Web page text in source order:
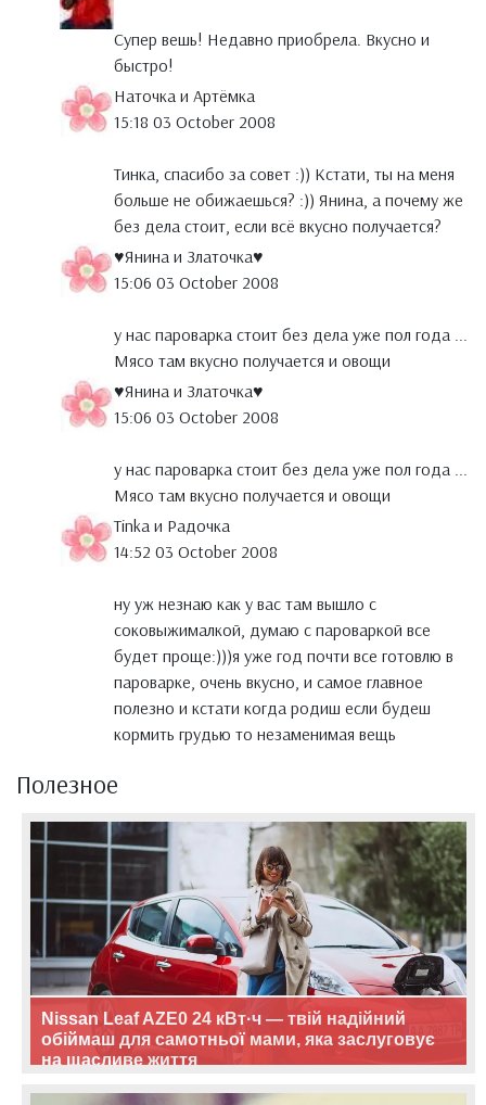
Супер вешь! Недавно приобрела. Вкусно и
быстро!
Наточка и Артёмка
15:18 03 October 2008
Тинка, спасибо за совет :)) Кстати, ты на меня
больше не обижаешься? :)) Янина, а почему же
без дела стоит, если всё вкусно получается?
♥Янина и Златочка♥
15:06 03 October 2008
у нас пароварка стоит без дела уже пол года ...
Мясо там вкусно получается и овощи
♥Янина и Златочка♥
15:06 03 October 2008
у нас пароварка стоит без дела уже пол года ...
Мясо там вкусно получается и овощи
Tinka и Радочка
14:52 03 October 2008
ну уж незнаю как у вас там вышло с
соковыжималкой, думаю с пароваркой все
будет проще:)))я уже год почти все готовлю в
пароварке, очень вкусно, и самое главное
полезно и кстати когда родиш если будеш
кормить грудью то незаменимая вещь
Полезное
Nissan Leaf AZE0 24 кВт·ч — твій надійний
обіймаш для самотньої мами, яка заслуговує
на щасливе життя